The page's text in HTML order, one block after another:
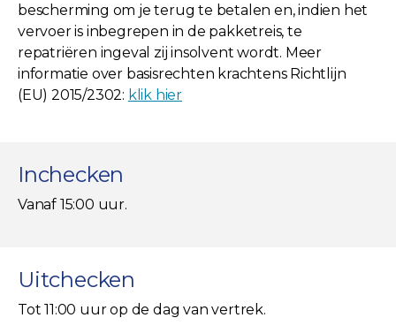
bescherming om je terug te betalen en, indien het
vervoer is inbegrepen in de pakketreis, te
repatriëren ingeval zij insolvent wordt. Meer
informatie over basisrechten krachtens Richtlijn
(EU) 2015/2302: klik hier
Inchecken
Vanaf 15:00 uur.
Uitchecken
Tot 11:00 uur op de dag van vertrek.